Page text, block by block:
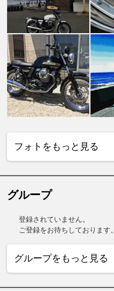
フォトをもっと見る
グループ
登録されていません。
ご登録をお待ちしております。
グループをもっと見る